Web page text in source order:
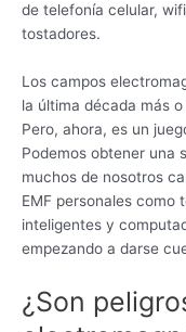
de telefonía celular,
tostadores.
Los campos
la última década más
Pero, ahora, es un
Podemos obtener una
muchos de nosotros
EMF personales como
inteligentes y
empezando a darse
¿Son